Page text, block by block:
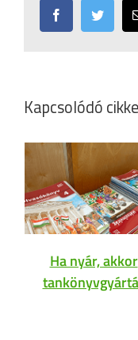
FacebookTwitter
Kapcsolódó
Ha nyár, akkor